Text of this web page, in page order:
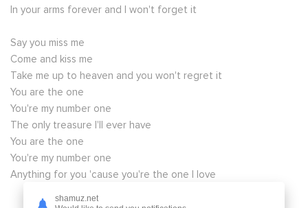
In your arms forever and I won't forget it
Say you miss me
Come and kiss me
Take me up to heaven and you won't regret it
You are the one
You're my number one
The only treasure I'll ever have
You are the one
You're my number one
Anything for you 'cause you're the one I love
shamuz.net